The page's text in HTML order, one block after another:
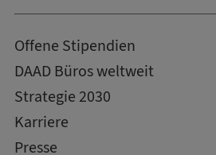
Offene Stipendien
DAAD Büros weltweit
Strategie 2030
Karriere
Presse